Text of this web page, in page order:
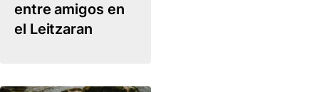
entre amigos en
el Leitzaran